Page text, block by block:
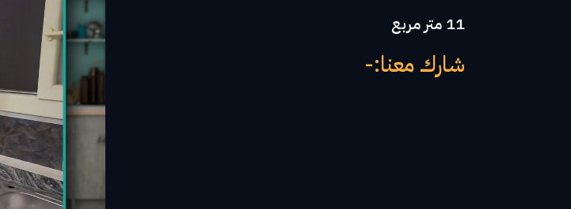
11 متر مربع
شارك معنا:-